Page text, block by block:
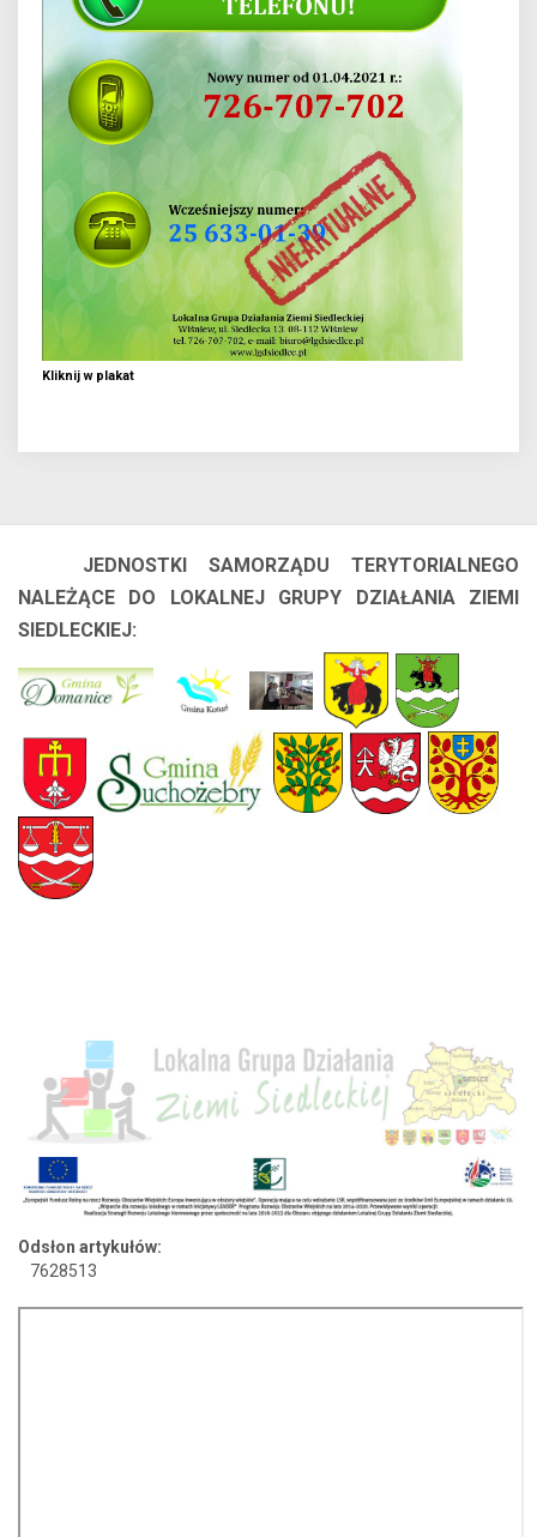
Kliknij w plakat
JEDNOSTKI SAMORZĄDU TERYTORIALNEGO
NALEŻĄCE DO LOKALNEJ GRUPY DZIAŁANIA ZIEMI
SIEDLECKIEJ:
Odsłon artykułów:
7628513